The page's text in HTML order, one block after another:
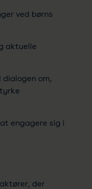
ved børns
aktuelle
om,
engagere sig i
der